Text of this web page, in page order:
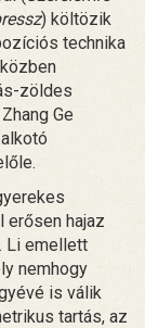
) költözik
technika
zöldes
Ge
hajaz
Li emellett
nemhogy
is válik
tartás, az